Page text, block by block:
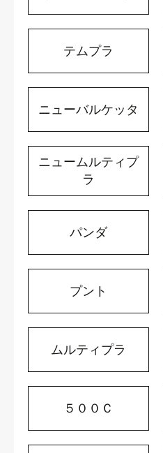
テムプラ
ニューバルケッタ
ニュームルティプ
ラ
パンダ
プント
ムルティプラ
５００Ｃ